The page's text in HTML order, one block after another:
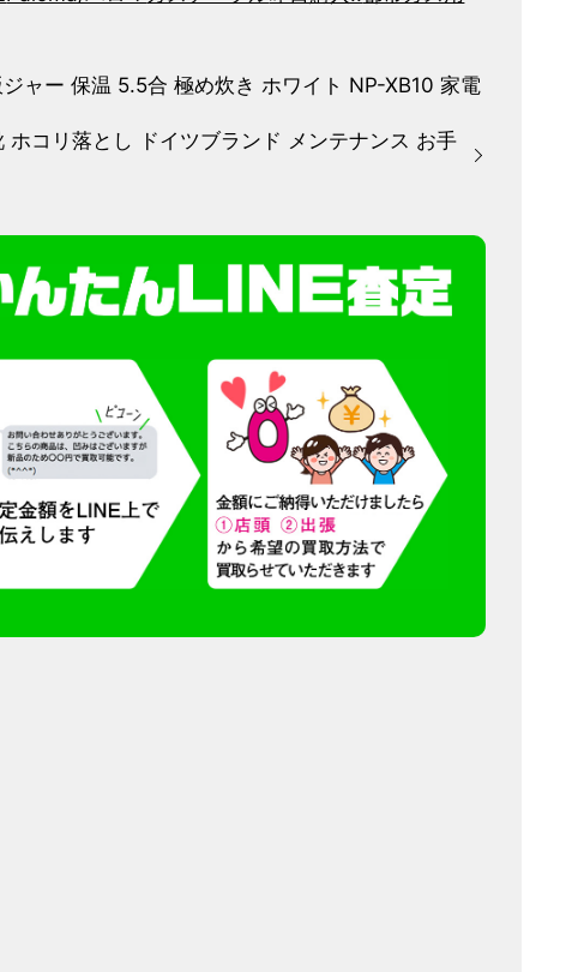
ー 保温 5.5合 極め炊き ホワイト NP-XB10 家電
コリ落とし ドイツブランド メンテナンス お手